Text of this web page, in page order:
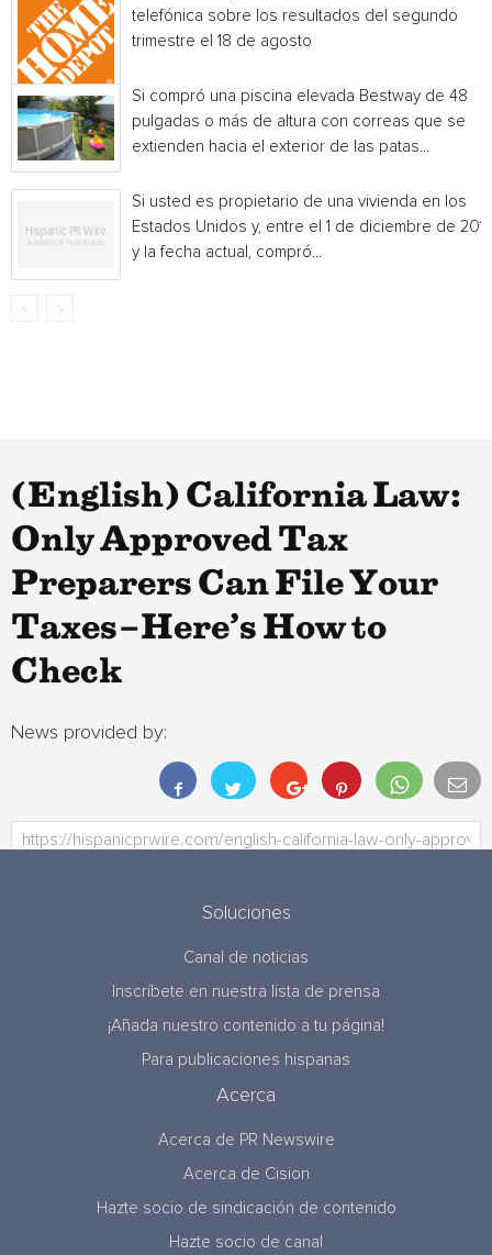
telefónica sobre los resultados del segundo
trimestre el 18 de agosto
Si compró una piscina elevada Bestway de 48
pulgadas o más de altura con correas que se
extienden hacia el exterior de las patas...
Si usted es propietario de una vivienda en los
Estados Unidos y, entre el 1 de diciembre de
y la fecha actual, compró...
(English) California Law:
Only Approved Tax
Preparers Can File Your
Taxes–Here’s How to
Check
News provided by:
Soluciones
Canal de noticias
Inscríbete en nuestra lista de prensa
¡Añada nuestro contenido a tu página!
Para publicaciones hispanas
Acerca
Acerca de PR Newswire
Acerca de Cision
Hazte socio de sindicación de contenido
Hazte socio de canal